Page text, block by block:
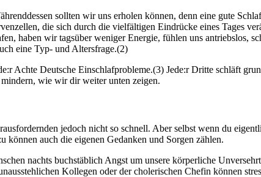
sollten wir uns erholen können, denn eine gute
die sich durch die vielfältigen Eindrücke eines Tages
haben wir tags­über weniger Ener­gie, fühlen uns antriebs­los,
eine Typ- und Altersfrage.(2)
Achte Deutsche Einschlafprobleme.(3) Jede:r Dritte schläft
wie wir dir weiter unten zeigen.
jedoch nicht so schnell. Aber selbst wenn du
können auch die eigenen Gedanken und Sorgen zählen.
nachts buchstäblich Angst um unsere körperliche
Kollegen oder der cholerischen Chefin können